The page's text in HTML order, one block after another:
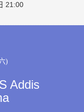
21:00
)
Addis